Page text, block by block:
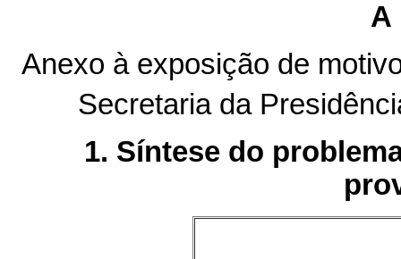
A
Anexo à exposição de
Secretaria da
1. Síntese do